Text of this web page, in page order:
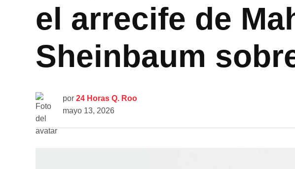
el arrecife de
Sheinbaum
por 24 Horas Q. Roo
mayo 13, 2026